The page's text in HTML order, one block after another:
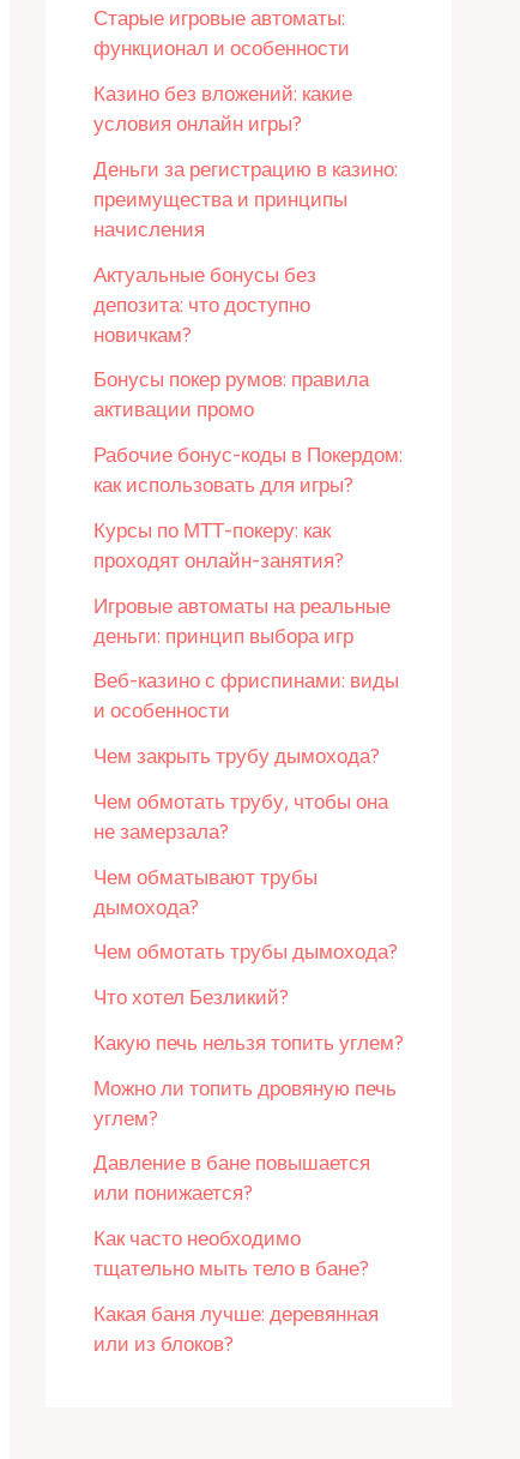
Старые игровые автоматы:
функционал и особенности
Казино без вложений: какие
условия онлайн игры?
Деньги за регистрацию в казино:
преимущества и принципы
начисления
Актуальные бонусы без
депозита: что доступно
новичкам?
Бонусы покер румов: правила
активации промо
Рабочие бонус-коды в Покердом:
как использовать для игры?
Курсы по МТТ-покеру: как
проходят онлайн-занятия?
Игровые автоматы на реальные
деньги: принцип выбора игр
Веб-казино с фриспинами: виды
и особенности
Чем закрыть трубу дымохода?
Чем обмотать трубу, чтобы она
не замерзала?
Чем обматывают трубы
дымохода?
Чем обмотать трубы дымохода?
Что хотел Безликий?
Какую печь нельзя топить углем?
Можно ли топить дровяную печь
углем?
Давление в бане повышается
или понижается?
Как часто необходимо
тщательно мыть тело в бане?
Какая баня лучше: деревянная
или из блоков?